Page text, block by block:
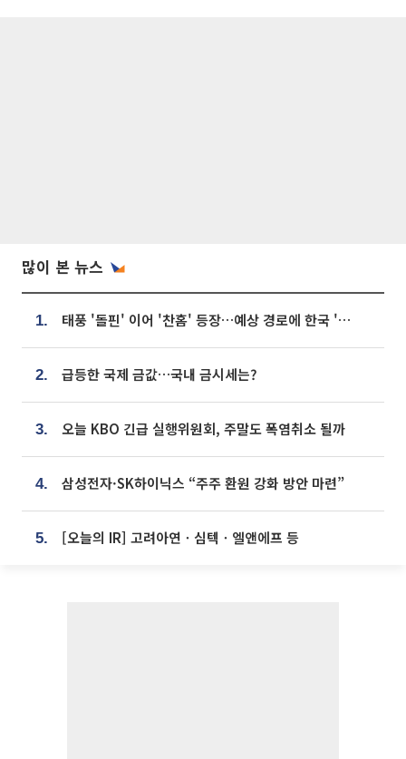
많이 본 뉴스
1. 태풍 '돌핀' 이어 '찬홈' 등장…예상 경로에 한국 '한숨'
2. 급등한 국제 금값…국내 금시세는?
3. 오늘 KBO 긴급 실행위원회, 주말도 폭염취소 될까
4. 삼성전자·SK하이닉스 “주주 환원 강화 방안 마련”
5. [오늘의 IR] 고려아연ㆍ심텍ㆍ엘앤에프 등